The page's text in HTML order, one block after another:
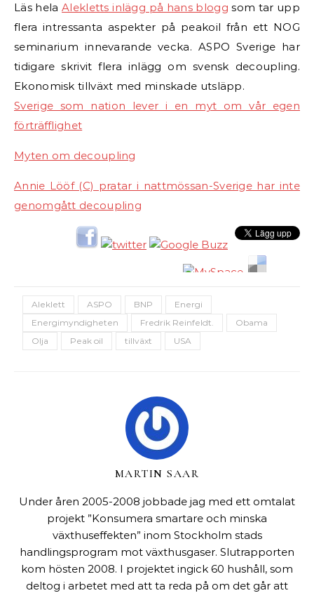
Läs helaAlekletts inlägg på hans blogg som tar upp
flera intressanta aspekter på peakoil från ett NOG
seminarium innevarande vecka. ASPO Sverige har
tidigare skrivit flera inlägg om svensk decoupling.
Ekonomisk tillväxt med minskade utsläpp.
Sverige som nation lever i en myt om vår egen
förträfflighet
Myten om decoupling
Annie Lööf (C) pratar i nattmössan-Sverige har inte
genomgått decoupling
Aleklett ASPO BNP
Energi
Energimyndigheten
Fredrik Reinfeldt.
Obama
Olja
Peak oil tillväxt USA
MARTIN SAAR
Under åren 2005-2008 jobbade jag med ett omtalat
projekt ”Konsumera smartare och minska
växthuseffekten” inom Stockholm stads
handlingsprogram mot växthusgaser. Slutrapporten
kom hösten 2008. I projektet ingick 60 hushåll, som
deltog i arbetet med att ta reda på om det går att